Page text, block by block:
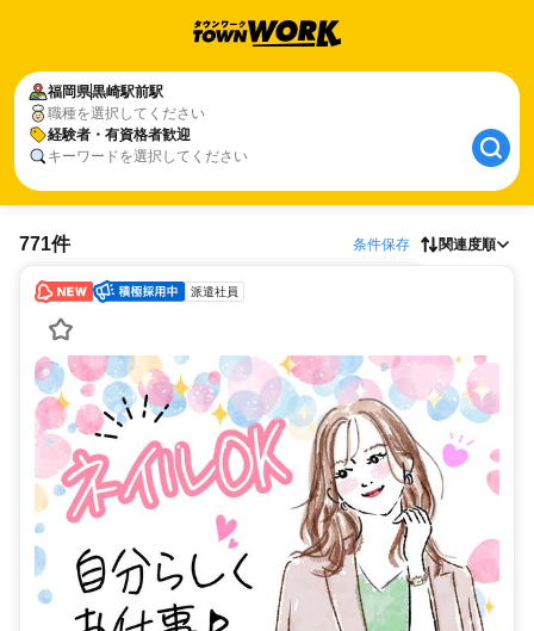
福岡県黒崎駅前駅
職種を選択してください
経験者・有資格者歓迎
キーワードを選択してください
771件 条件保存 関連度順
派遣社員